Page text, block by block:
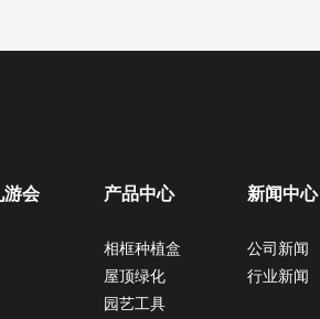
游会 产品中心
相框种植盒
屋顶绿化
园艺工具
新闻中心
公司新闻
行业新闻